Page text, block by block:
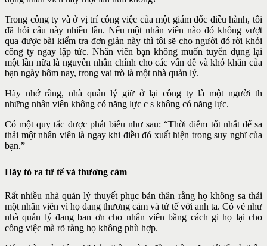
Trong công ty và ở vị trí công việc của một giám đốc điều hành, tôi
đã hỏi câu này nhiều lần. Nếu một nhân viên nào đó không vượt
qua được bài kiểm tra đơn giản này thì tôi sẽ cho người đó rời khỏi
công ty ngay lập tức. Nhân viên bạn không muốn tuyển dụng lại
một lần nữa là nguyên nhân chính cho các vấn đề và khó khăn của
bạn ngày hôm nay, trong vai trò là một nhà quản lý.
Hãy nhớ rằng, nhà quản lý giữ ở lại công ty là một người th
những nhân viên không có năng lực c s không có năng lực.
Có một quy tắc được phát biểu như sau: “Thời điểm tốt nhất để sa
thải một nhân viên là ngay khi điều đó xuất hiện trong suy nghĩ của
bạn.”
Hãy tỏ ra tử tế và thương cảm
Rất nhiều nhà quản lý thuyết phục bản thân rằng họ không sa thải
một nhân viên vì họ đang thương cảm và tử tế với anh ta. Có vẻ như
nhà quản lý đang ban ơn cho nhân viên bằng cách gi họ lại cho
công việc mà rõ ràng họ không phù hợp.